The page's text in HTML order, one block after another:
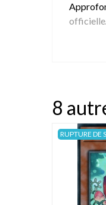
officielle
8
RUPTURE DE